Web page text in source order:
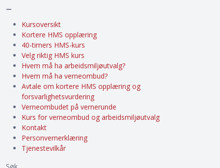
–
Kursoversikt
Kortere HMS opplæring
40-timers HMS-kurs
Velg riktig HMS kurs
Hvem må ha arbeidsmiljøutvalg?
Hvem må ha verneombud?
Avtale om kortere HMS opplæring og
forsvarlighetsvurdering
Verneombudet på vernerunde
Kurs for verneombud og arbeidsmiljøutvalg
Kontakt
Personvernerklæring
Tjenestevilkår
Søk